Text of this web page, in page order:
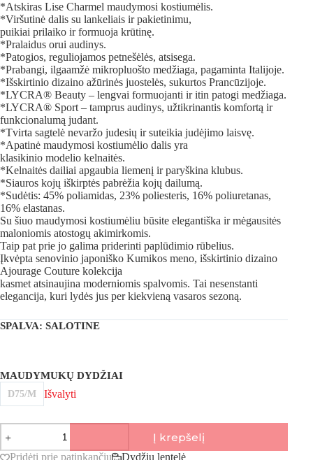
*Atskiras Lise Charmel maudymosi kostiumėlis.
*Viršutinė dalis su lankeliais ir pakietinimu,
puikiai prilaiko ir formuoja krūtinę.
*Pralaidus orui audinys.
*Patogios, reguliojamos petnešėlės, atsisega.
*Prabangi, ilgaamžė mikropluošto medžiaga, pagaminta Italijoje.
*Išskirtinio dizaino ažūrinės juostelės, sukurtos Prancūzijoje.
*LYCRA® Beauty – lengvai formuojanti ir itin patogi medžiaga.
*LYCRA® Sport – tamprus audinys, užtikrinantis komfortą ir
funkcionalumą judant.
*Tvirta sagtelė nevaržo judesių ir suteikia judėjimo laisvę.
*Apatinė maudymosi kostiumėlio dalis yra
klasikinio modelio kelnaitės.
*Kelnaitės dailiai apgaubia liemenį ir paryškina klubus.
*Siauros kojų iškirptės pabrėžia kojų dailumą.
*Sudėtis: 45% poliamidas, 23% poliesteris, 16% poliuretanas,
16% elastanas.
Su šiuo maudymosi kostiumėliu būsite elegantiška ir mėgausitės
maloniomis atostogų akimirkomis.
Taip pat prie jo galima priderinti paplūdimio rūbelius.
Įkvėpta senovinio japoniško Kumikos meno, išskirtinio dizaino
Ajourage Couture kolekcija
kasmet atsinaujina moderniomis spalvomis. Tai nesenstanti
elegancija, kuri lydės jus per kiekvieną vasaros sezoną.
SPALVA: SALOTINE
MAUDYMUKŲ DYDŽIAI
D75/M Išvalyti
produkto
kiekis:
Lise
Į krepšelį
Pridėti prie patinkančių Dydžių lentelė